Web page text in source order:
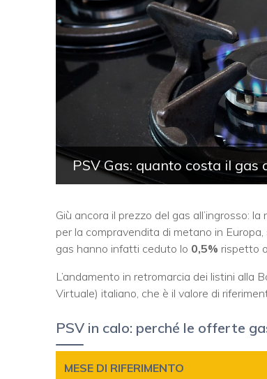
PSV Gas: quanto costa il gas
Giù ancora il prezzo del gas all’ingrosso:
per la compravendita di metano in
gas hanno infatti ceduto lo 0,5% rispetto
L’andamento in retromarcia dei listini alla
Virtuale) italiano, che è il valore di
PSV in calo: perché le offerte
MESE DI RIFERIMENTO